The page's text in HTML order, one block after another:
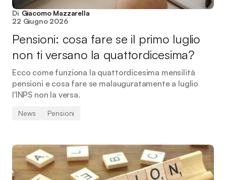
Di Giacomo Mazzarella
22 Giugno 2026
Pensioni: cosa fare se il primo luglio
non ti versano la quattordicesima?
Ecco come funziona la quattordicesima mensilità
pensioni e cosa fare se malauguratamente a luglio
l'INPS non la versa.
News Pensioni